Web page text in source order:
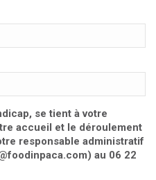
se tient à votre
accueil et le déroulement
responsable administratif
au 06 22